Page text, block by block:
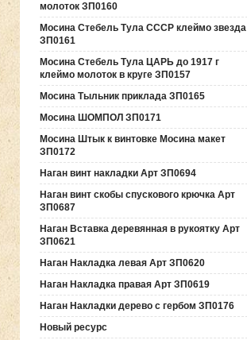
молоток ЗП0160
Мосина Стебель Тула СССР клеймо звезда
ЗП0161
Мосина Стебель Тула ЦАРЬ до 1917 г
клеймо молоток в круге ЗП0157
Мосина Тыльник приклада ЗП0165
Мосина ШОМПОЛ ЗП0171
Мосина Штык к винтовке Мосина макет
ЗП0172
Наган винт накладки Арт ЗП0694
Наган винт скобы спускового крючка Арт
ЗП0687
Наган Вставка деревянная в рукоятку Арт
ЗП0621
Наган Накладка левая Арт ЗП0620
Наган Накладка правая Арт ЗП0619
Наган Накладки дерево с гербом ЗП0176
Новый ресурс